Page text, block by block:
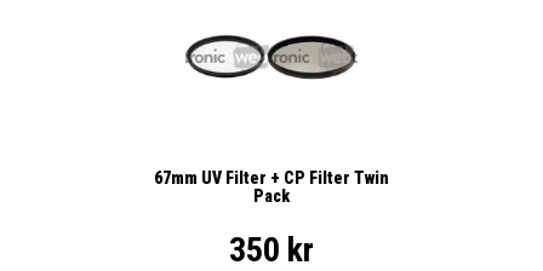
67mm UV Filter + CP Filter Twin
Pack
350 kr